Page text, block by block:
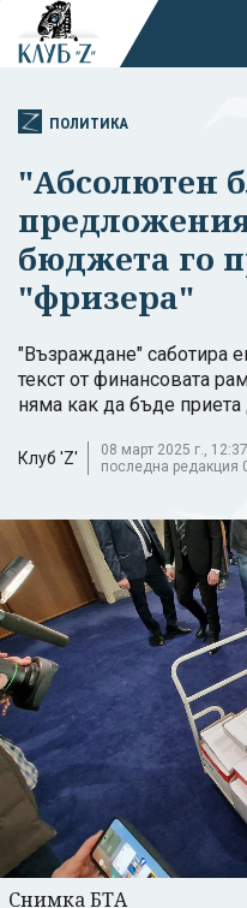
ПОЛИТИКА
"Абсолютен
бюджета го
"фризера"
"Възраждане" саботира
текст от финансовата
няма как да бъде приета
Клуб 'Z'
08 март 2025 г.,
последна редакция
Снимка БТА